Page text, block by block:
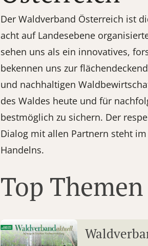
Der Waldverband Österreich ist
acht auf Landesebene
sehen uns als ein innovatives,
bekennen uns zur
und nachhaltigen
des Waldes heute und für
bestmöglich zu sichern. Der
Dialog mit allen Partnern steht
Handelns.
Top Themen